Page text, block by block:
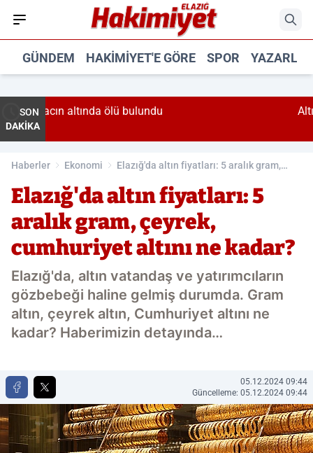
GÜNDEM HAKIMIYET'E GÖRE SPOR
SON
DAKİKA
ölü bulundu Altında bomba
Haberler Ekonomi
Elazığ'da altın fiyatları: 5 aralık gram,
Elazığ'da altın fiyatları: 5
aralık gram, çeyrek,
cumhuriyet altını ne kadar?
Elazığ'da, altın vatandaş ve yatırımcıların
gözbebeği haline gelmiş durumda. Gram
altın, çeyrek altın, Cumhuriyet altını ne
kadar? Haberimizin detayında…
05.12.2024 09:44
Güncelleme: 05.12.2024 09:44